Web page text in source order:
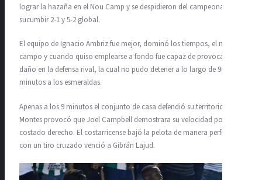
lograr la hazaña en el Nou Camp y se despidieron del campeonato al
sucumbir 2-1 y 5-2 global.
El equipo de Ignacio Ambriz fue mejor, dominó los tiempos, el medio
campo y cuando quiso emplearse a fondo fue capaz de provocar
daño en la defensa rival, la cual no pudo detener a lo largo de 90
minutos a los esmeraldas.
Apenas a los 9 minutos el conjunto de casa defendió su territorio. Luis
Montes provocó que Joel Campbell demostrara su velocidad por el
costado derecho. El costarricense bajó la pelota de manera perfecta y
con un tiro cruzado venció a Gibrán Lajud.